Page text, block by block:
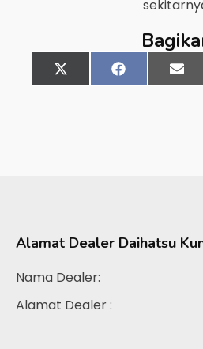
Share
on
X
(Twitter)
Share
on
Facebook
on
Alamat Dealer Daihatsu
Nama Dealer:
Alamat Dealer :